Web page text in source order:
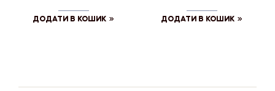
ДОДАТИ В КОШИК ДОДАТИ В КОШИК